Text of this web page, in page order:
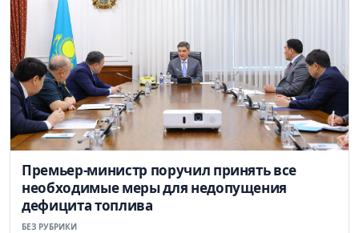
Премьер-министр поручил принять все
необходимые меры для недопущения
дефицита топлива
БЕЗ РУБРИКИ